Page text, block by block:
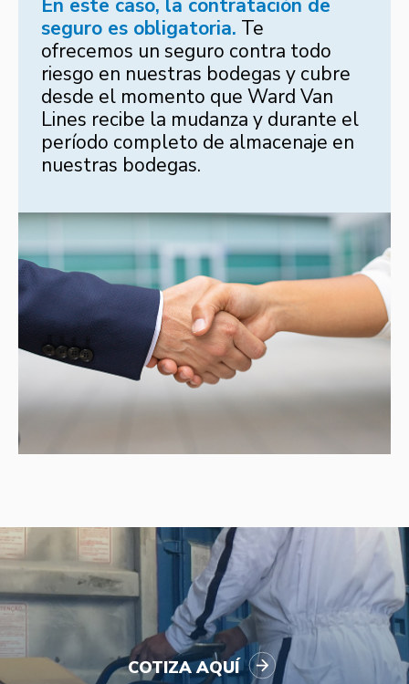
En este caso, la contratación de
seguro es obligatoria. Te
ofrecemos un seguro contra todo
riesgo en nuestras bodegas y cubre
desde el momento que Ward Van
Lines recibe la mudanza y durante el
período completo de almacenaje en
nuestras bodegas.
COTIZA AQUÍ